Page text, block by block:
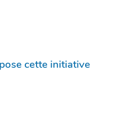
cette initiative